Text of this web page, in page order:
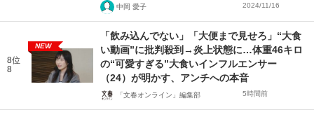
中岡 愛子 2024/11/16
8位
8
NEW
「飲み込んでない」「大便まで見せろ」“大食
い動画”に批判殺到→炎上状態に…体重46キロ
の“可愛すぎる”大食いインフルエンサー
（24）が明かす、アンチへの本音
「文春オンライン」編集部 5時間前